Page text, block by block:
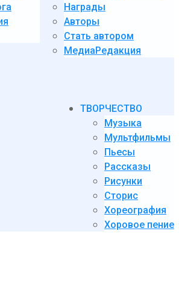
Награды
Авторы
Стать автором
МедиаРедакция
ТВОРЧЕСТВО
Музыка
Мультфильмы
Пьесы
Рассказы
Рисунки
Сторис
Хореография
Хоровое пение